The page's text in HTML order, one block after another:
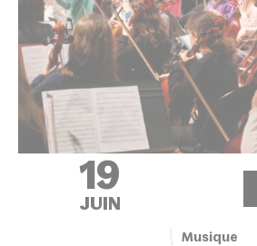
19
JUIN
Musique